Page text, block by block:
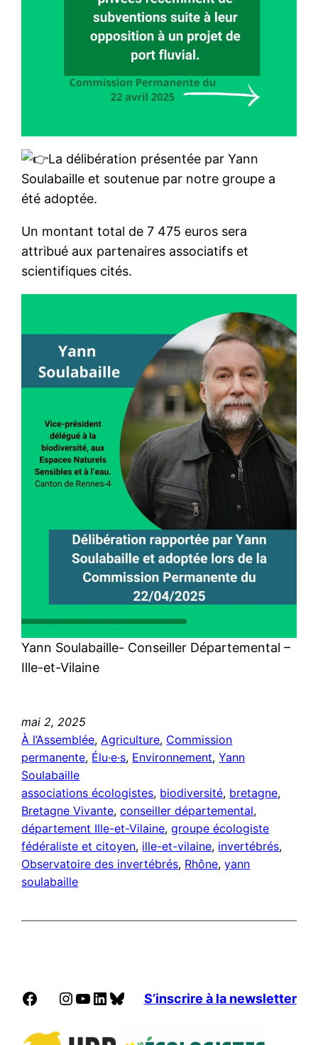
La délibération présentée par Yann
Soulabaille et soutenue par notre groupe a
été adoptée.
Un montant total de 7 475 euros sera
attribué aux partenaires associatifs et
scientifiques cités.
Yann Soulabaille- Conseiller Départemental –
Ille-et-Vilaine
mai 2, 2025
À l’Assemblée, Agriculture, Commission
permanente, Élu·e·s, Environnement, Yann
Soulabaille
associations écologistes, biodiversité, bretagne
Bretagne Vivante, conseiller départemental
département Ille-et-Vilaine, groupe écologiste
fédéraliste et citoyen, ille-et-vilaine, invertébrés
Observatoire des invertébrés, Rhône, yann
soulabaille
Facebook
Instagram
YouTube
LinkedIn
BlueskyS’inscrire à la newsletter